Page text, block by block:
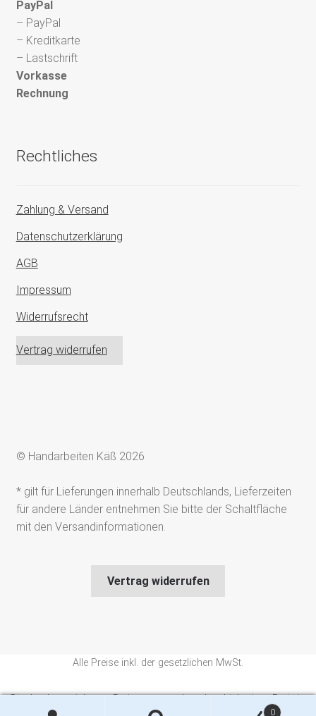
PayPal
– PayPal
– Kreditkarte
– Lastschrift
Vorkasse
Rechnung
Rechtliches
Zahlung & Versand
Datenschutzerklärung
AGB
Impressum
Widerrufsrecht
Vertrag widerrufen
© Handarbeiten Käß 2026
* gilt für Lieferungen innerhalb Deutschlands, Lieferzeiten
für andere Länder entnehmen Sie bitte der Schaltfläche
mit den Versandinformationen.
Vertrag widerrufen
0
Alle Preise inkl. der gesetzlichen MwSt.
Die durchgestrichenen Preise entsprechen dem bisherigen Preis in